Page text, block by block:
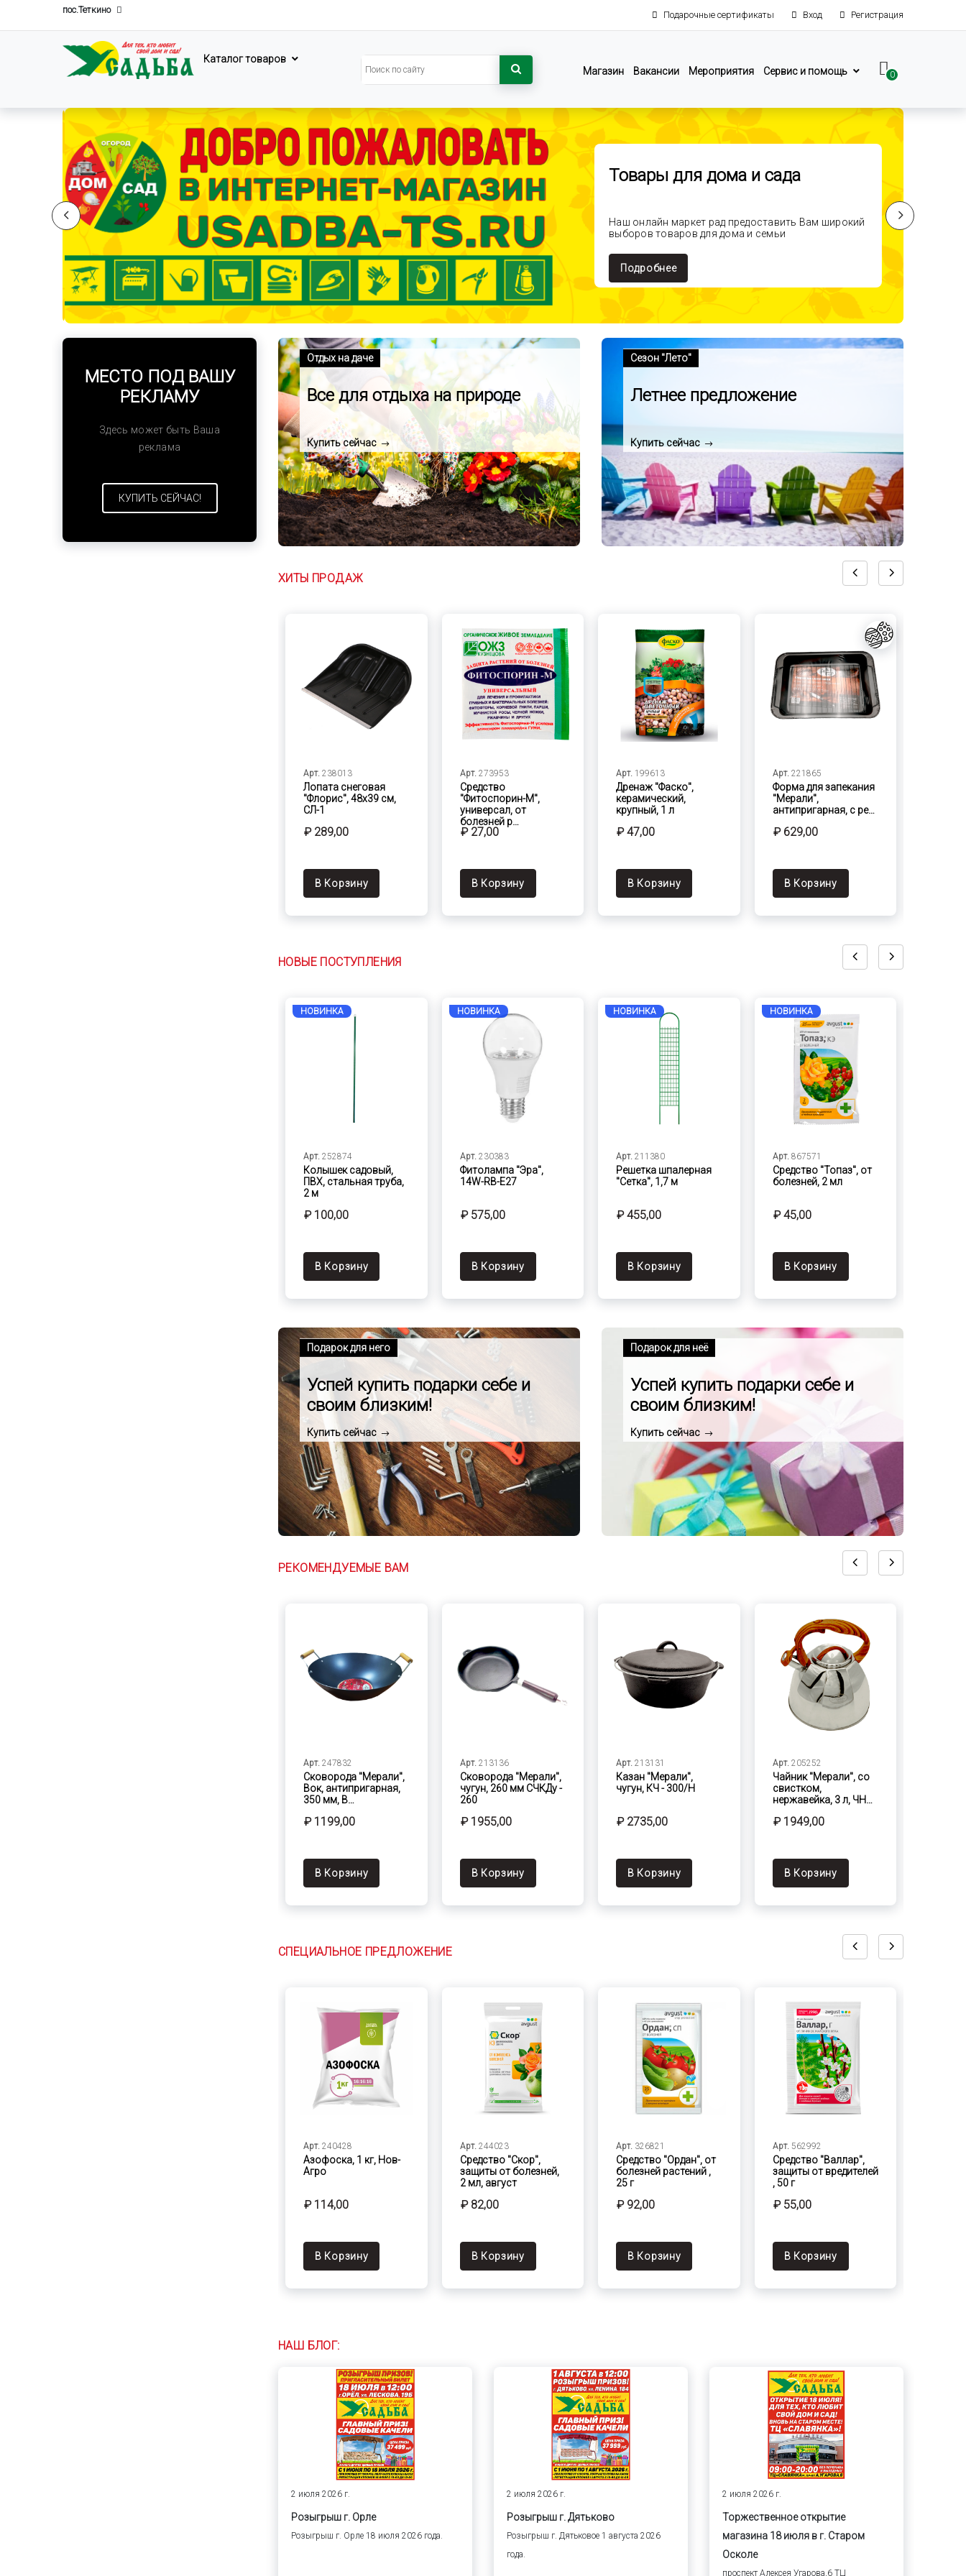
пос.Теткино Подарочные сертификаты Вход Регистрация
Каталог товаров
Магазин
Вакансии Мероприятия Сервис и помощь 0
Товары для дома и сада
Наш онлайн маркет рад предоставить Вам широкий
выборов товаров для дома и семьи
Подробнее
Отдых на даче
Все для отдыха на природе
Купить сейчас
Сезон "Лето"
Летнее предложение
Купить сейчас
ХИТЫ ПРОДАЖ
Арт. 238013
Лопата снеговая
"Флорис", 48х39 см,
СЛ-1
₽ 289,00
В Корзину
Арт. 273953
Средство
"Фитоспорин-М",
универсал, от
болезней р…
₽ 27,00
В Корзину
Арт. 199613
Дренаж "Фаско",
керамический,
крупный, 1 л
₽ 47,00
В Корзину
Арт. 221865
Форма для запекания
"Мерали",
антипригарная, с ре…
₽ 629,00
В Корзину
НОВЫЕ ПОСТУПЛЕНИЯ
НОВИНКА
Арт. 252874
Колышек садовый,
ПВХ, стальная труба,
2 м
₽ 100,00
В Корзину
НОВИНКА
Арт. 230383
Фитолампа "Эра",
14W-RB-E27
₽ 575,00
В Корзину
НОВИНКА
Арт. 211380
Решетка шпалерная
"Сетка", 1,7 м
₽ 455,00
В Корзину
НОВИНКА
Арт. 867571
Средство "Топаз", от
болезней, 2 мл
₽ 45,00
В Корзину
Подарок для него
Успей купить подарки себе и
своим близким!
Купить сейчас
Подарок для неё
Успей купить подарки себе и
своим близким!
Купить сейчас
РЕКОМЕНДУЕМЫЕ ВАМ
Арт. 247832
Сковорода "Мерали",
Вок, антипригарная,
350 мм, В…
₽ 1199,00
В Корзину
Арт. 213136
Сковорода "Мерали",
чугун, 260 мм СЧКДу -
260
₽ 1955,00
В Корзину
Арт. 213131
Казан "Мерали",
чугун, КЧ - 300/Н
₽ 2735,00
В Корзину
Арт. 205252
Чайник "Мерали", со
свистком,
нержавейка, 3 л, ЧН…
₽ 1949,00
В Корзину
СПЕЦИАЛЬНОЕ ПРЕДЛОЖЕНИЕ
Арт. 240428
Азофоска, 1 кг, Нов-
Агро
₽ 114,00
В Корзину
Арт. 244023
Средство "Скор",
защиты от болезней,
2 мл, август
₽ 82,00
В Корзину
Арт. 326821
Средство "Ордан", от
болезней растений ,
25 г
₽ 92,00
В Корзину
Арт. 562992
Средство "Валлар",
защиты от вредителей
, 50 г
₽ 55,00
В Корзину
НАШ БЛОГ:
2 июля 2026 г.
Розыгрыш г. Орле
Розыгрыш г. Орле 18 июля 2026 года.
2 июля 2026 г.
Розыгрыш г. Дятьково
Розыгрыш г. Дятьковое 1 августа 2026
года.
2 июля 2026 г.
Торжественное открытие
магазина 18 июля в г. Старом
Осколе
проспект Алексея Угарова,6 ТЦ
МЕСТО ПОД ВАШУ
РЕКЛАМУ
Здесь может быть Ваша
реклама
КУПИТЬ СЕЙЧАС!